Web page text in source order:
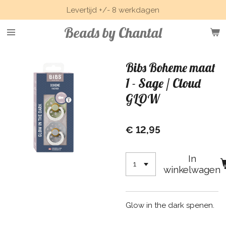
direct
naar
Beads by Chantal
Levertijd +/- 8 werkdagen
Bibs Boheme maat
1 - Sage / Cloud
GLOW
€ 12,95
In
winkelwagen
Glow in the dark spenen.